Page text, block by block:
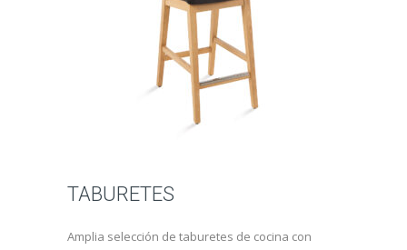
TABURETES
Amplia selección de taburetes de cocina con